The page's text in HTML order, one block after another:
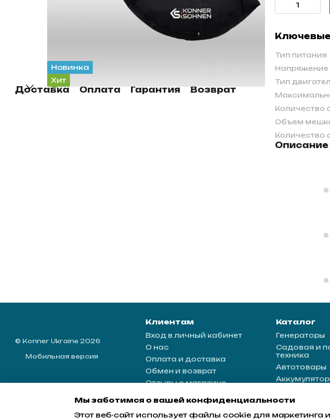
Новинка
Хит
Доставка Оплата Гарантия Возврат
Тип питания
Напряжение
Тип
Количество
Объем
Количество
Описание
© Konner Ukraine 2026
Мобильная версия
Клиентам
Вход в личный кабинет
О нас
Оплата и доставка
Обмен и возврат
Отзывы о магазине
Каталог
Генераторы
Садовая и
техника
Автотовары
Источники
Мы заботимся о вашей конфиденциальности
Этот веб-сайт использует файлы cookie для маркетинга